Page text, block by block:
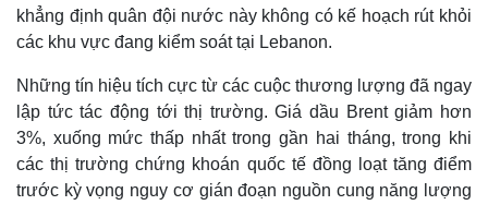
khẳng định quân đội nước này không có kế hoạch rút khỏi
các khu vực đang kiểm soát tại Lebanon.
Những tín hiệu tích cực từ các cuộc thương lượng đã ngay
lập tức tác động tới thị trường. Giá dầu Brent giảm hơn
3%, xuống mức thấp nhất trong gần hai tháng, trong khi
các thị trường chứng khoán quốc tế đồng loạt tăng điểm
trước kỳ vọng nguy cơ gián đoạn nguồn cung năng lượng